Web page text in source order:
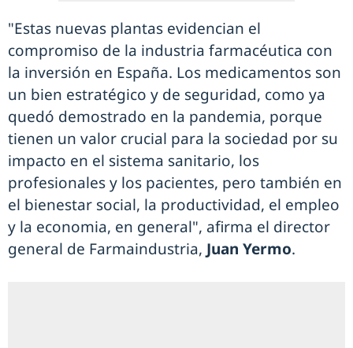
"Estas nuevas plantas evidencian el
compromiso de la industria farmacéutica con
la inversión en España. Los medicamentos son
un bien estratégico y de seguridad, como ya
quedó demostrado en la pandemia, porque
tienen un valor crucial para la sociedad por su
impacto en el sistema sanitario, los
profesionales y los pacientes, pero también en
el bienestar social, la productividad, el empleo
y la economia, en general", afirma el director
general de Farmaindustria, Juan Yermo.